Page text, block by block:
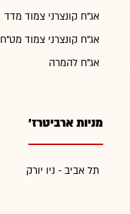
אג"ח קונצרני צמוד מדד
אג"ח קונצרני צמוד מט"ח
אג"ח להמרה
מניות ארביטרז'
תל אביב - ניו יורק